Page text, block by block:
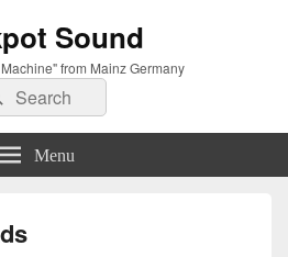
Sound
from Mainz Germany
Suche
Menu